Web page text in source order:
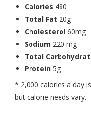
Calories 480
Total Fat 20g
Cholesterol 60mg
Sodium 220 mg
Total
Protein 5g
* 2,000 calories a day
but calorie needs vary.